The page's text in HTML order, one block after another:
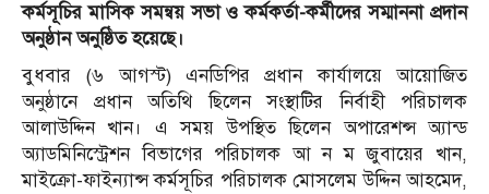
কর্মসূচির মাসিক সমন্বয় সভা ও কর্মকর্তা-কর্মীদের সম্মাননা প্রদান
অনুষ্ঠান অনুষ্ঠিত হয়েছে।
বুধবার (৬ আগস্ট) এনডিপির প্রধান কার্যালয়ে আয়োজিত
অনুষ্ঠানে প্রধান অতিথি ছিলেন সংস্থাটির নির্বাহী পরিচালক
আলাউদ্দিন খান। এ সময় উপস্থিত ছিলেন অপারেশন্স অ্যান্ড
অ্যাডমিনিস্ট্রেশন বিভাগের পরিচালক আ ন ম জুবায়ের খান,
মাইক্রো-ফাইন্যান্স কর্মসূচির পরিচালক মোসলেম উদ্দিন আহমেদ,